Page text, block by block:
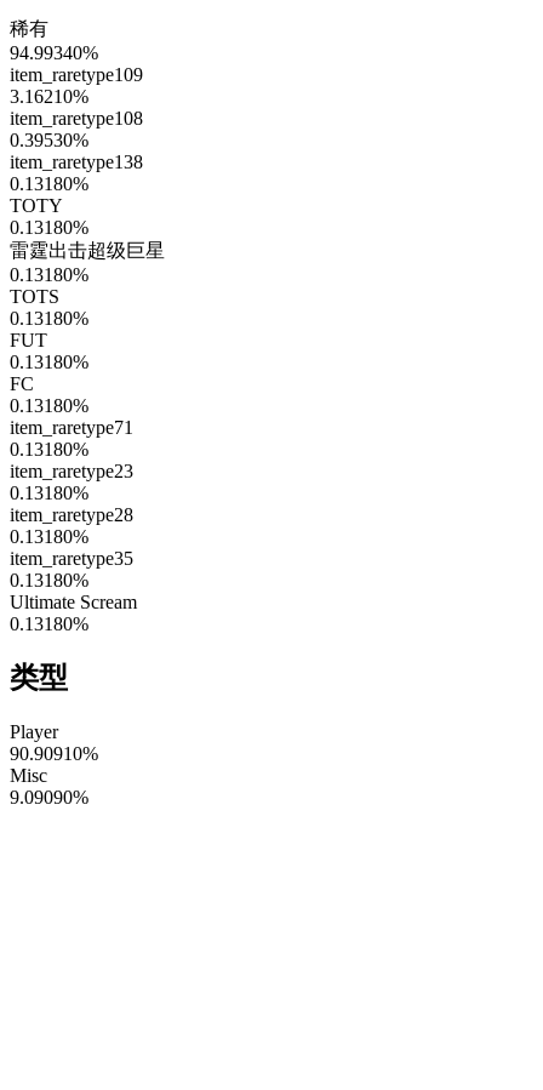
稀有
94.99340%
item_raretype109
3.16210%
item_raretype108
0.39530%
item_raretype138
0.13180%
TOTY
0.13180%
雷霆出击超级巨星
0.13180%
TOTS
0.13180%
FUT
0.13180%
FC
0.13180%
item_raretype71
0.13180%
item_raretype23
0.13180%
item_raretype28
0.13180%
item_raretype35
0.13180%
Ultimate Scream
0.13180%
类型
Player
90.90910%
Misc
9.09090%